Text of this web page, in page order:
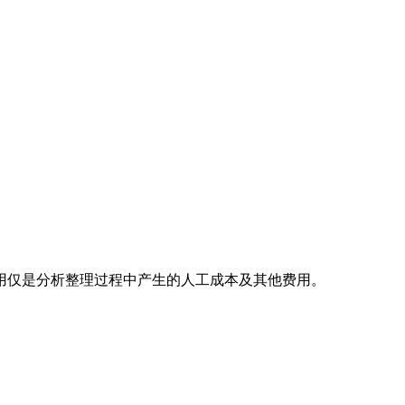
是分析整理过程中产生的人工成本及其他费用。